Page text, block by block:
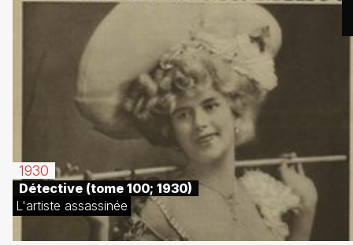
1930
Détective (tome 100; 1930)
L'artiste assassinée